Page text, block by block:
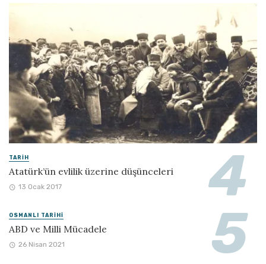
TARIH
Atatürk’ün evlilik üzerine düşünceleri
13 Ocak 2017
OSMANLI TARIHI
ABD ve Milli Mücadele
26 Nisan 2021